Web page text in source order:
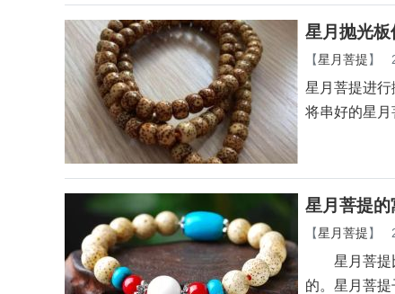
星月抛光
【星月菩提】
星月菩提进
将串好的星月
星月菩提
【星月菩提】
星月菩提比
的。星月菩